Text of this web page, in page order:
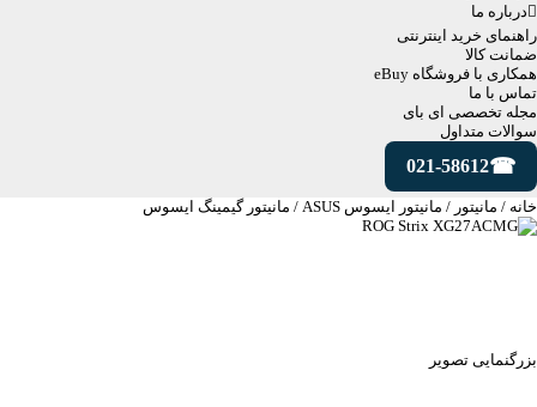
درباره ما
راهنمای خرید اینترنتی
ضمانت کالا
همکاری با فروشگاه eBuy
تماس با ما
مجله تخصصی ای‌ بای
سوالات متداول
021-58612
خانه / مانیتور / مانیتور ایسوس ASUS / مانیتور گیمینگ ایسوس
بزرگنمایی تصویر